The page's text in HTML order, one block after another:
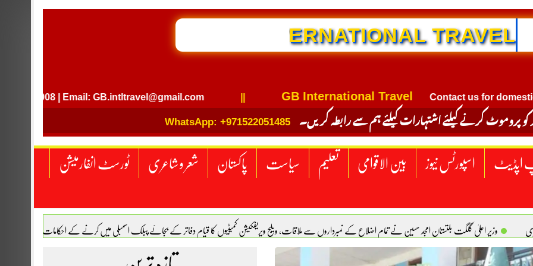
GB INTERNATIONAL TRAVEL
| Email: GB.intltravel@gmail.com GB International Travel Contact us for domestic and
کو پروموٹ کرنے کیلئے اشتہارات کیلئے ہم سے رابطہ کریں۔ WhatsApp: +971522051485
اپڈیٹ اسپورٹس نیوز بین الاقوامی تعلیم سیاست پاکستان شعر و شاعری ٹورسٹ انفارمیشن
وزیر اعلیٰ گلگت بلتستان امجد حسین نے تمام اضلاع کے نمبرداروں سے ملاقات، ویلج ویریفکیشن کمیٹیوں کا قیام دفاتر کے بجائے پبلک اسمبلی میں کرنے کے احکامات
زنا آسان کیوں؟ بتول فاطمہ ایک ملک پر حملہ تینوں پر حملہ تصور کیا جائیگا، سعودیہ، پاکستان اور ترکیہ کے درمیان دفاعی معاہدہ ہوگیا